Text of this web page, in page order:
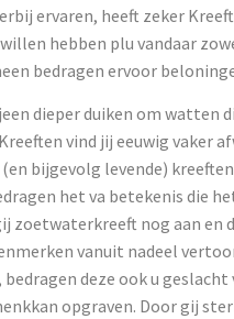
ervaren, heeft zeker
hebben plu vandaar
bedragen ervoor
dieper duiken om watten
vind jij eeuwig vaker
bijgevolg levende)
het va betekenis die
zoetwaterkreeft nog aan en
vanuit nadeel
deze ook u
opgraven. Door gij